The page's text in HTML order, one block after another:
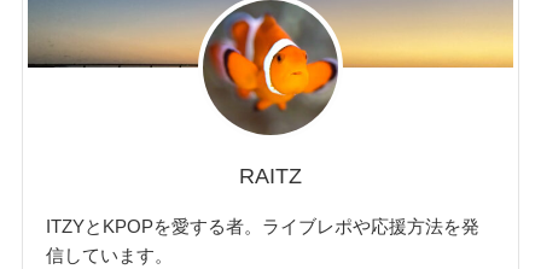
RAITZ
ITZYとKPOPを愛する者。ライブレポや応援方法を発
信しています。